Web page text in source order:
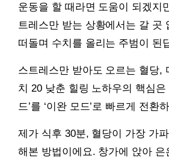
운동을 할 때라면 도움이 되겠지
트레스만 받는 상황에서는 갈 곳
떠돌며 수치를 올리는 주범이 된
스트레스만 받아도 오르는 혈당,
치 20 낮춘 힐링 노하우의 핵심은
드’를 ‘이완 모드’로 빠르게 전환
제가 식후 30분, 혈당이 가장 가
해본 방법이에요. 창가에 앉아